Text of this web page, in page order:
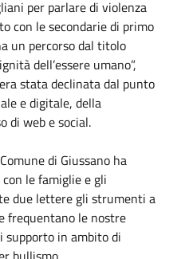
per parlare di violenza
con le secondarie di primo
un percorso dal titolo
dell’essere umano”,
stata declinata dal punto
e digitale, della
di web e social.
di Giussano ha
le famiglie e gli
due lettere gli strumenti a
frequentano le nostre
supporto in ambito di